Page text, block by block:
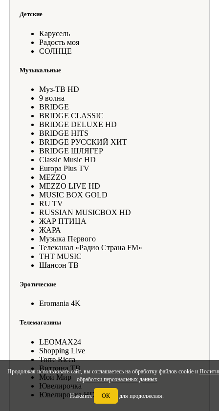
Продолжая использовать сайт, вы соглашаетесь на обработку файлов cookie и
обработки персональных данных
Нажмите ОК для продолжения.
Детские
Карусель
Радость моя
СОЛНЦЕ
Музыкальные
Муз-ТВ HD
9 волна
BRIDGE
BRIDGE CLASSIC
BRIDGE DELUXE HD
BRIDGE HITS
BRIDGE РУССКИЙ ХИТ
BRIDGE ШЛЯГЕР
Classic Music HD
Europa Plus TV
MEZZO
MEZZO LIVE HD
MUSIC BOX GOLD
RU TV
RUSSIAN MUSICBOX HD
ЖАР ПТИЦА
ЖАРА
Музыка Первого
Телеканал «Радио Страна FM»
ТНТ MUSIC
Шансон ТВ
Эротические
Eromania 4K
Телемагазины
LEOMAX24
Shopping Live
Torre Ricca
Витрина ТВ
Мой Мир
Ювелирочка
Ювелирочка HD